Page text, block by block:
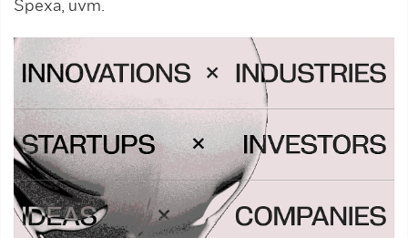
Spexa, uvm.